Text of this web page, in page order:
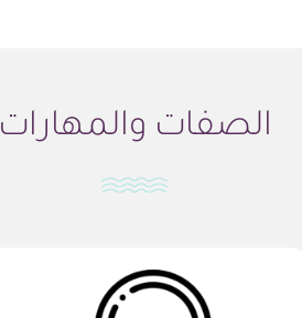
الصفات والمهارات